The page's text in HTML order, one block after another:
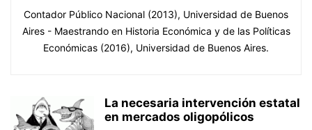
Contador Público Nacional (2013), Universidad de Buenos
Aires - Maestrando en Historia Económica y de las Políticas
Económicas (2016), Universidad de Buenos Aires.
La necesaria intervención estatal
en mercados oligopólicos